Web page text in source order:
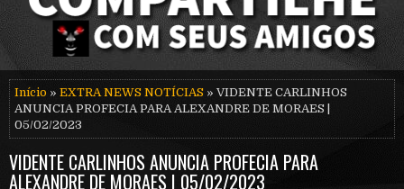
Início » EXTRA NEWS NOTÍCIAS » VIDENTE CARLINHOS
ANUNCIA PROFECIA PARA ALEXANDRE DE MORAES |
05/02/2023
VIDENTE CARLINHOS ANUNCIA PROFECIA PARA
ALEXANDRE DE MORAES | 05/02/2023